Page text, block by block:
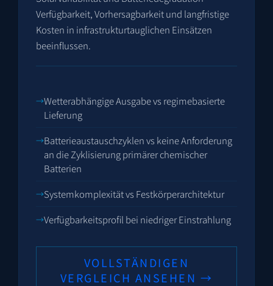
Verfügbarkeit, Vorhersagbarkeit und langfristige
Kosten in infrastrukturtauglichen Einsätzen
beeinflussen.
Wetterabhängige Ausgabe vs regimebasierte
Lieferung
Batterieaustauschzyklen vs keine Anforderung
an die Zyklisierung primärer chemischer
Batterien
Systemkomplexität vs Festkörperarchitektur
Verfügbarkeitsprofil bei niedriger Einstrahlung
VOLLSTÄNDIGEN
VERGLEICH ANSEHEN →